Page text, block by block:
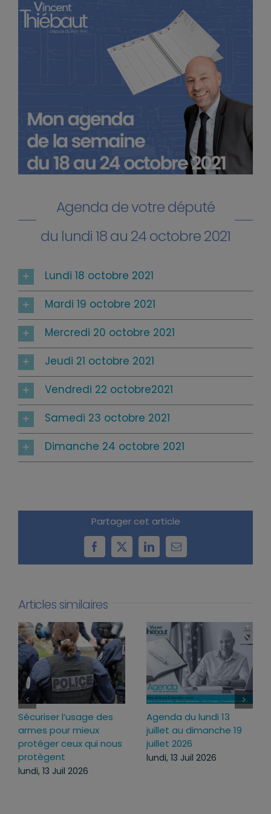
Agenda de votre député
du lundi 18 au 24 octobre 2021
Lundi 18 octobre 2021
Mardi 19 octobre 2021
Mercredi 20 octobre 2021
Jeudi 21 octobre 2021
Vendredi 22 octobre2021
Samedi 23 octobre 2021
Dimanche 24 octobre 2021
Partager cet article
Facebook
X LinkedInEmail
Articles similaires
Sécuriser l’usage des
armes pour mieux
protéger ceux qui nous
protègent
lundi, 13 Juil 2026
Agenda du lundi 13
juillet au dimanche 19
juillet 2026
lundi, 13 Juil 2026